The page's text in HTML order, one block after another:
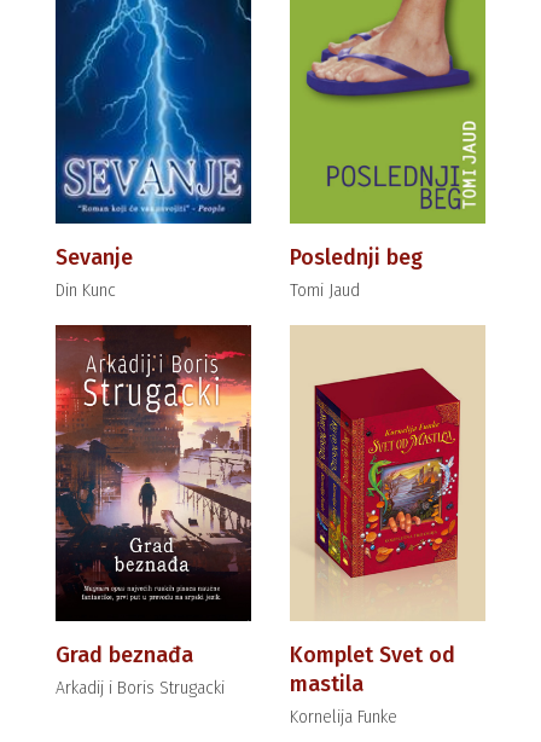
Sevanje
Din Kunc
Poslednji beg
Tomi Jaud
Grad beznađa
Arkadij i Boris Strugacki
Komplet Svet od
mastila
Kornelija Funke